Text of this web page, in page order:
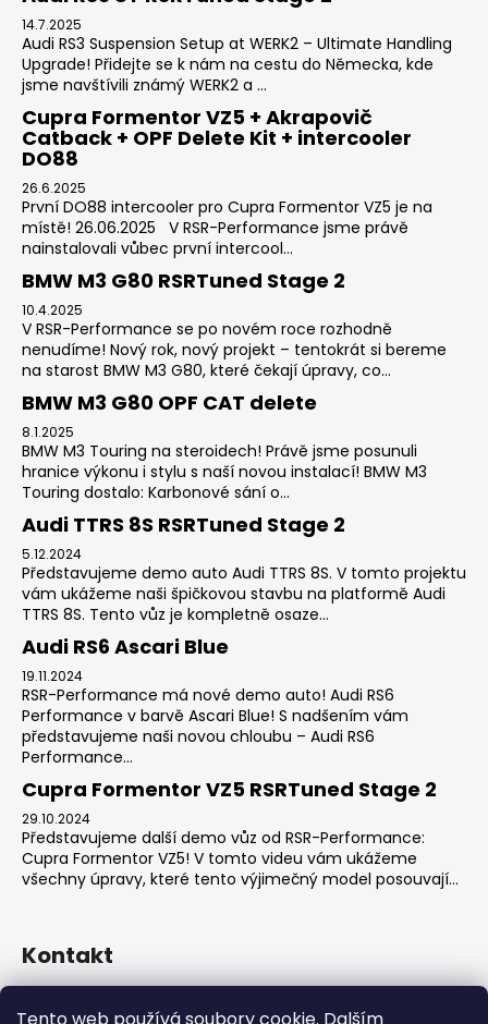
14.7.2025
Audi RS3 Suspension Setup at WERK2 – Ultimate Handling
Upgrade! Přidejte se k nám na cestu do Německa, kde
jsme navštívili známý WERK2 a ...
Cupra Formentor VZ5 + Akrapovič
Catback + OPF Delete Kit + intercooler
DO88
26.6.2025
První DO88 intercooler pro Cupra Formentor VZ5 je na
místě! 26.06.2025 V RSR-Performance jsme právě
nainstalovali vůbec první intercool...
BMW M3 G80 RSRTuned Stage 2
10.4.2025
V RSR-Performance se po novém roce rozhodně
nenudíme! Nový rok, nový projekt – tentokrát si bereme
na starost BMW M3 G80, které čekají úpravy, co...
BMW M3 G80 OPF CAT delete
8.1.2025
BMW M3 Touring na steroidech! Právě jsme posunuli
hranice výkonu i stylu s naší novou instalací! BMW M3
Touring dostalo: Karbonové sání o...
Audi TTRS 8S RSRTuned Stage 2
5.12.2024
Představujeme demo auto Audi TTRS 8S. V tomto projektu
vám ukážeme naši špičkovou stavbu na platformě Audi
TTRS 8S. Tento vůz je kompletně osaze...
Audi RS6 Ascari Blue
19.11.2024
RSR-Performance má nové demo auto! Audi RS6
Performance v barvě Ascari Blue! S nadšením vám
představujeme naši novou chloubu – Audi RS6
Performance...
Cupra Formentor VZ5 RSRTuned Stage 2
29.10.2024
Představujeme další demo vůz od RSR-Performance:
Cupra Formentor VZ5! V tomto videu vám ukážeme
všechny úpravy, které tento výjimečný model posouvají...
Kontakt